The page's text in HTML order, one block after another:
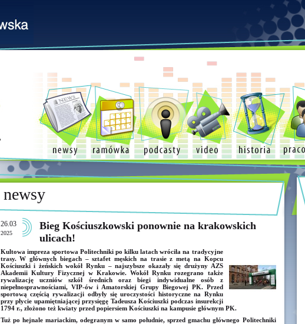
newsy
26.03
2025
Bieg Kościuszkowski ponownie na krakowskich
ulicach!
Kultowa impreza sportowa Politechniki po kilku latach wróciła na tradycyjne
trasy. W głównych biegach – sztafet męskich na trasie z metą na Kopcu
Kościuszki i żeńskich wokół Rynku – najszybsze okazały się drużyny AZS
Akademii Kultury Fizycznej w Krakowie. Wokół Rynku rozegrano także
rywalizację uczniów szkół średnich oraz biegi indywidualne osób z
niepełnosprawnościami, VIP-ów i Amatorskiej Grupy Biegowej PK. Przed
sportową częścią rywalizacji odbyły się uroczystości historyczne na Rynku
przy płycie upamiętniającej przysięgę Tadeusza Kościuszki podczas insurekcji
1794 r., złożono też kwiaty przed popiersiem Kościuszki na kampusie głównym PK.
Tuż po hejnale mariackim, odegranym w samo południe, sprzed gmachu głównego Politechniki